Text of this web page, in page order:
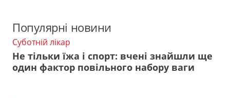
Популярні новини
Суботній лікар
Не тільки їжа і спорт: вчені знайшли ще
один фактор повільного набору ваги